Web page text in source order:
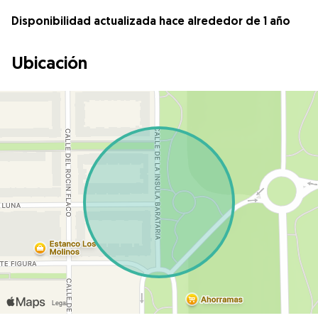
Disponibilidad actualizada hace alrededor de 1 año
Ubicación